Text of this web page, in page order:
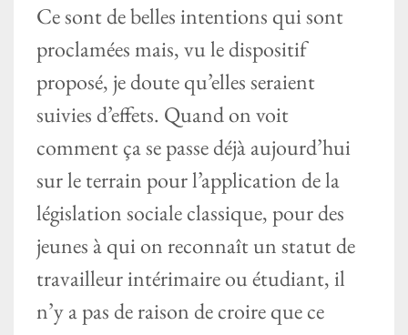
Ce sont de belles intentions qui sont
proclamées mais, vu le dispositif
proposé, je doute qu’elles seraient
suivies d’effets. Quand on voit
comment ça se passe déjà aujourd’hui
sur le terrain pour l’application de la
législation sociale classique, pour des
jeunes à qui on reconnaît un statut de
travailleur intérimaire ou étudiant, il
n’y a pas de raison de croire que ce